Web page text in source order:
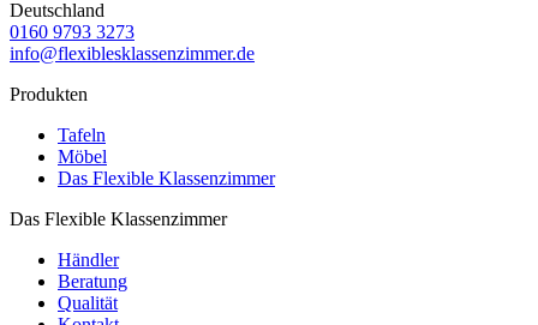
Deutschland
0160 9793 3273
info@flexiblesklassenzimmer.de
Produkten
Tafeln
Möbel
Das Flexible Klassenzimmer
Das Flexible Klassenzimmer
Händler
Beratung
Qualität